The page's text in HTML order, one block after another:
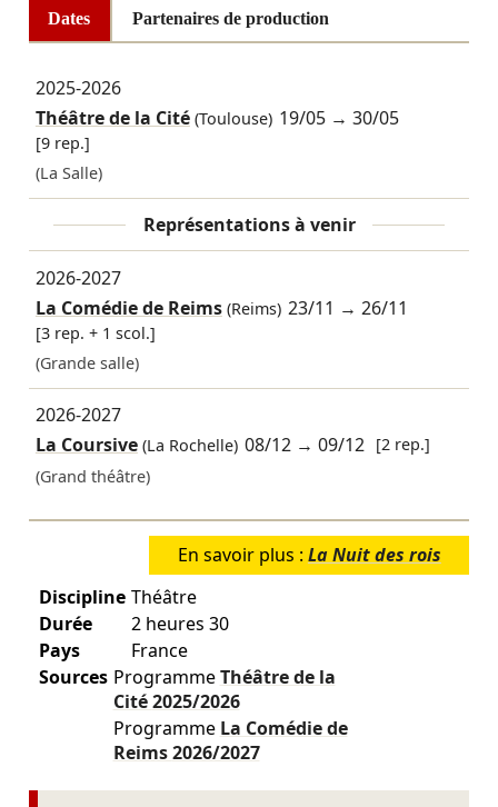
Dates Partenaires de production
2025-2026
Théâtre de la Cité(Toulouse) 19/05 →30/05
[9 rep.]
(La Salle)
Représentations à venir
2026-2027
La Comédie de Reims(Reims) 23/11 →26/11
[3 rep. + 1 scol.]
(Grande salle)
2026-2027
La Coursive(La Rochelle) 08/12 →09/12 [2 rep.]
(Grand théâtre)
En savoir plus : La Nuit des rois
Discipline Théâtre
Durée
2 heures 30
Pays
France
Sources ProgrammeThéâtre de la
Cité2025/2026
Programme La Comédie de
Reims2026/2027